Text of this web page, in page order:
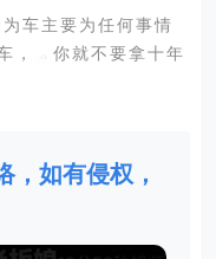
车主要为任何事情
，
你就不要拿十年
，如有侵权，